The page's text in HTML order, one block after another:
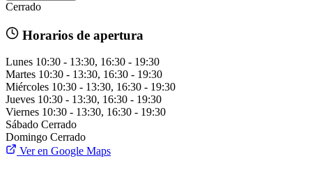
Cerrado
Horarios de apertura
Lunes 10:30 - 13:30, 16:30 - 19:30
Martes 10:30 - 13:30, 16:30 - 19:30
Miércoles 10:30 - 13:30, 16:30 - 19:30
Jueves 10:30 - 13:30, 16:30 - 19:30
Viernes 10:30 - 13:30, 16:30 - 19:30
Sábado Cerrado
Domingo Cerrado
Ver en Google Maps